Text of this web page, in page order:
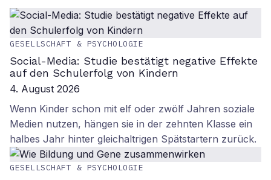
GESELLSCHAFT & PSYCHOLOGIE
Social-Media: Studie bestätigt negative Effekte
auf den Schulerfolg von Kindern
4. August 2026
Wenn Kinder schon mit elf oder zwölf Jahren soziale
Medien nutzen, hängen sie in der zehnten Klasse ein
halbes Jahr hinter gleichaltrigen Spätstartern zurück.
GESELLSCHAFT & PSYCHOLOGIE